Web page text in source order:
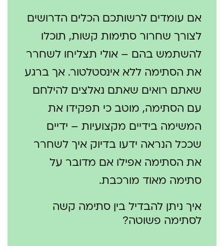
אם עומדים לרשותכם הכלים הדרושים
לצורך שחרור סתימות קשות, תוכלו
להשתמש בהם – אולי תצליחו לשחרר
את הסתימה ללא אינסטלטור. אך ברגע
שאתם רואים שאתם נאלצים להילחם
עם הסתימה, מוטב כי תפקידו את
המשימה בידיים מקצועיות – ידיים
שככל הנראה ידעו בדיוק איך לשחרר
את הסתימה אפילו אם מדובר על
סתימה מאוד מורכבת.
איך ניתן להבדיל בין סתימה קשה
לסתימה פשוטה?